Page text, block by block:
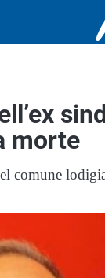
morte